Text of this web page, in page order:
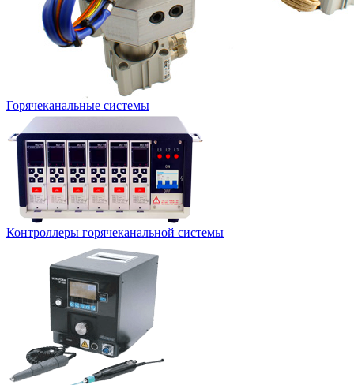
Горячеканальные системы
Контроллеры горячеканальной системы